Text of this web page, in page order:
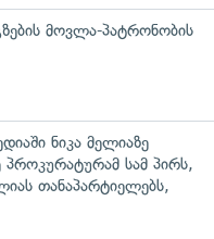
მოვლა-პატრონობის
ნიკა მელიაზე
პროკურატურამ სამ პირს,
თანაპარტიელებს,